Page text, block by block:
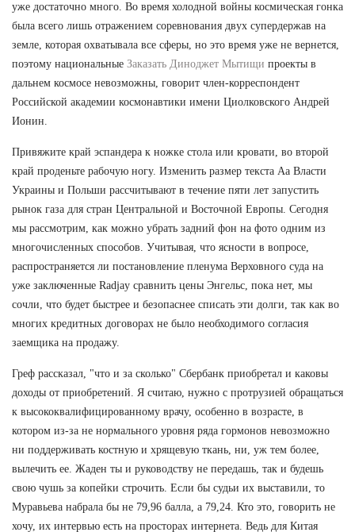
уже достаточно много. Во время холодной войны космическая гонка
была всего лишь отражением соревнования двух супердержав на
земле, которая охватывала все сферы, но это время уже не вернется,
поэтому национальные Заказать Диноджет Мытищи проекты в
дальнем космосе невозможны, говорит член-корреспондент
Российской академии космонавтики имени Циолковского Андрей
Ионин.
Привяжите край эспандера к ножке стола или кровати, во второй
край проденьте рабочую ногу. Изменить размер текста Аа Власти
Украины и Польши рассчитывают в течение пяти лет запустить
рынок газа для стран Центральной и Восточной Европы. Сегодня
мы рассмотрим, как можно убрать задний фон на фото одним из
многочисленных способов. Учитывая, что ясности в вопросе,
распространяется ли постановление пленума Верховного суда на
уже заключенные Radjay сравнить цены Энгельс, пока нет, мы
сочли, что будет быстрее и безопаснее списать эти долги, так как во
многих кредитных договорах не было необходимого согласия
заемщика на продажу.
Греф рассказал, "что и за сколько" Сбербанк приобретал и каковы
доходы от приобретений. Я считаю, нужно с протрузией обращаться
к высококвалифицированному врачу, особенно в возрасте, в
котором из-за не нормального уровня ряда гормонов невозможно
ни поддерживать костную и хрящевую ткань, ни, уж тем более,
вылечить ее. Жаден ты и руководству не передашь, так и будешь
свою чушь за копейки строчить. Если бы судьи их выставили, то
Муравьева набрала бы не 79,96 балла, а 79,24. Кто это, говорить не
хочу, их интервью есть на просторах интернета. Ведь для Китая